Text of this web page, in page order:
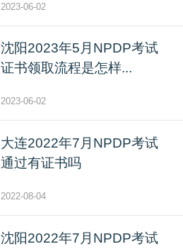
2023-06-02
沈阳2023年5月NPDP考试
证书领取流程是怎样...
2023-06-02
大连2022年7月NPDP考试
通过有证书吗
2022-08-04
沈阳2022年7月NPDP考试